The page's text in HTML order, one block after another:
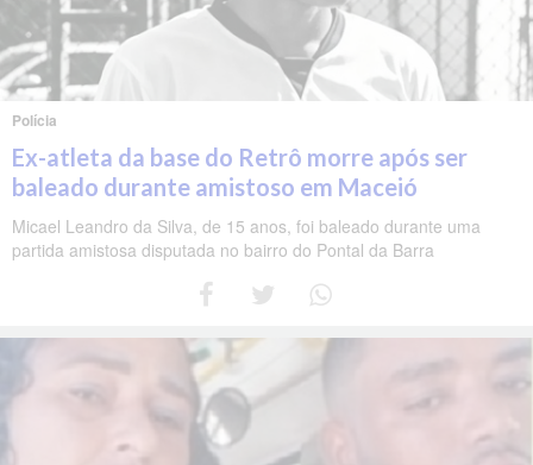
Polícia
Ex-atleta da base do Retrô morre após ser
baleado durante amistoso em Maceió
Micael Leandro da Silva, de 15 anos, foi baleado durante uma
partida amistosa disputada no bairro do Pontal da Barra